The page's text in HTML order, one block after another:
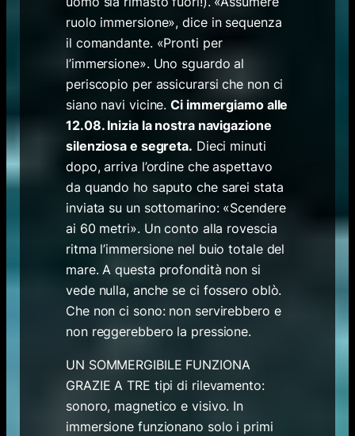
ruolo immersione», dice in sequenza
il comandante. «Pronti per
l’immersione». Uno sguardo al
periscopio per assicurarsi che non ci
siano navi vicine.Ci immergiamo alle
12.08. Inizia la nostra navigazione
silenziosa e segreta. Dieci minuti
dopo, arriva l’ordine che aspettavo
da quando ho saputo che sarei stata
inviata su un sottomarino: «Scendere
ai 60 metri». Un conto alla rovescia
ritma l’immersione nel buio totale del
mare. A questa profondità non si
vede nulla, anche se ci fossero oblò.
Che non ci sono: non servirebbero e
non reggerebbero la pressione.
UN SOMMERGIBILE FUNZIONA
GRAZIE A TRE tipi di rilevamento:
sonoro, magnetico e visivo. In
immersione funzionano solo i primi